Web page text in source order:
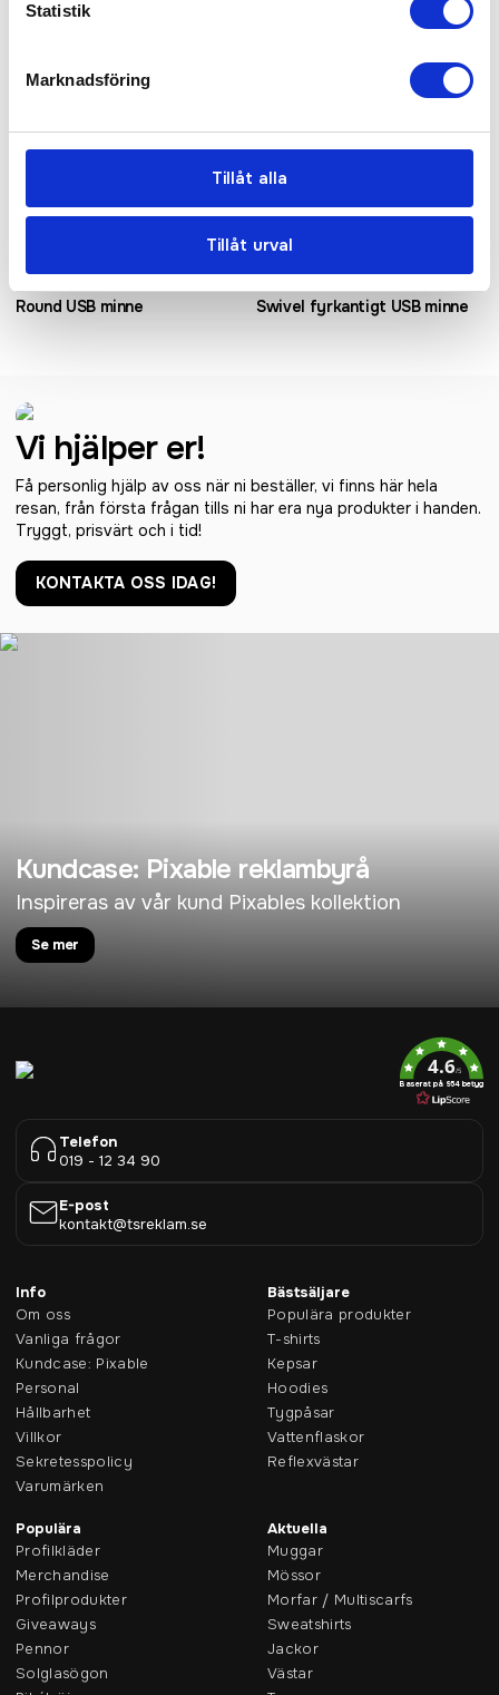
Statistik
Marknadsföring
Tillåt alla
Tillåt urval
Round USB minne Swivel fyrkantigt USB minne
Vi hjälper er!
Få personlig hjälp av oss när ni beställer, vi finns här hela
resan, från första frågan tills ni har era nya produkter i handen.
Tryggt, prisvärt och i tid!
KONTAKTA OSS IDAG!
Kundcase: Pixable reklambyrå
Inspireras av vår kund Pixables kollektion
Se mer
4.6/5
Baserat på 954 betyg
Telefon
019 - 12 34 90
E-post
kontakt@tsreklam.se
Info
Om oss
Vanliga frågor
Kundcase: Pixable
Personal
Hållbarhet
Villkor
Sekretesspolicy
Varumärken
Bästsäljare
Populära produkter
T-shirts
Kepsar
Hoodies
Tygpåsar
Vattenflaskor
Reflexvästar
Populära
Profilkläder
Merchandise
Profilprodukter
Giveaways
Pennor
Solglasögon
Aktuella
Muggar
Mössor
Morfar / Multiscarfs
Sweatshirts
Jackor
Västar